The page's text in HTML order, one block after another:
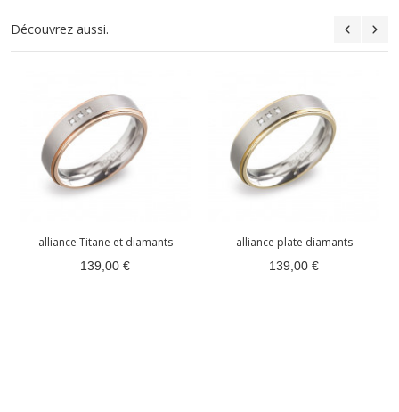
Découvrez aussi.
alliance Titane et diamants
139,00 €
alliance plate diamants
139,00 €